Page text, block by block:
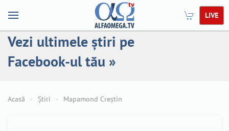
LIVE
Vezi ultimele știri pe
Facebook-ul tău »
Acasă Știri Mapamond Creștin